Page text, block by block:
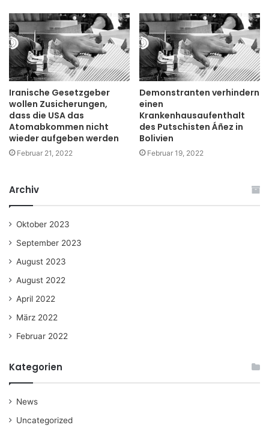
Iranische Gesetzgeber
wollen Zusicherungen,
dass die USA das
Atomabkommen nicht
wieder aufgeben werden
Februar 21, 2022
Demonstranten verhindern
einen
Krankenhausaufenthalt
des Putschisten Áñez in
Bolivien
Februar 19, 2022
Archiv
Oktober 2023
September 2023
August 2023
August 2022
April 2022
März 2022
Februar 2022
Kategorien
News
Uncategorized